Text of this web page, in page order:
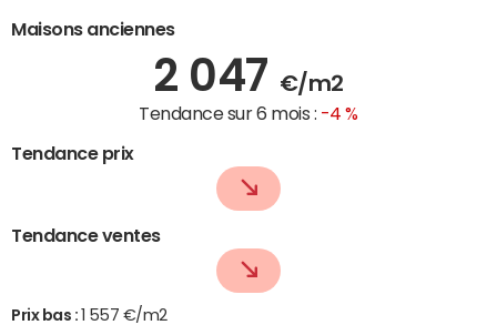
Maisons anciennes
2 047 €/m2
Tendance sur 6 mois : -4 %
Tendance prix
Tendance ventes
Prix bas : 1 557 €/m2